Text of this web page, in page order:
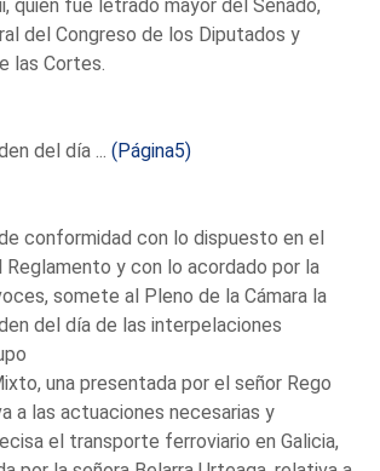
quien fue letrado mayor del Senado,
del Congreso de los Diputados y
las Cortes.
del día ...(Página5)
conformidad con lo dispuesto en el
y con lo acordado por la
somete al Pleno de la Cámara la
del día de las interpelaciones
una presentada por el señor Rego
a las actuaciones necesarias y
el transporte ferroviario en Galicia,